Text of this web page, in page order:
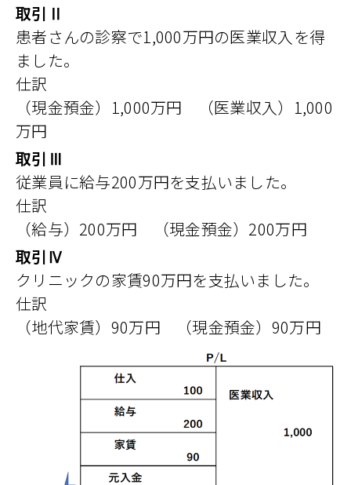
取引Ⅱ
患者さんの診察で1,000万円の医業収入を得
ました。
仕訳
（現金預金）1,000万円 （医業収入）1,000
万円
取引Ⅲ
従業員に給与200万円を支払いました。
仕訳
（給与）200万円 （現金預金）200万円
取引Ⅳ
クリニックの家賃90万円を支払いました。
仕訳
（地代家賃）90万円 （現金預金）90万円